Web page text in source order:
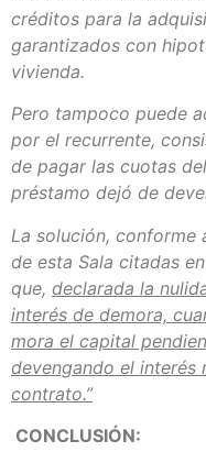
créditos para la
garantizados con
vivienda.
Pero tampoco puede
por el recurrente,
de pagar las cuotas
préstamo dejó de
La solución, conforme
de esta Sala citadas
que, declarada la
interés de demora,
mora el capital
devengando el interés
contrato.”
CONCLUSIÓN: